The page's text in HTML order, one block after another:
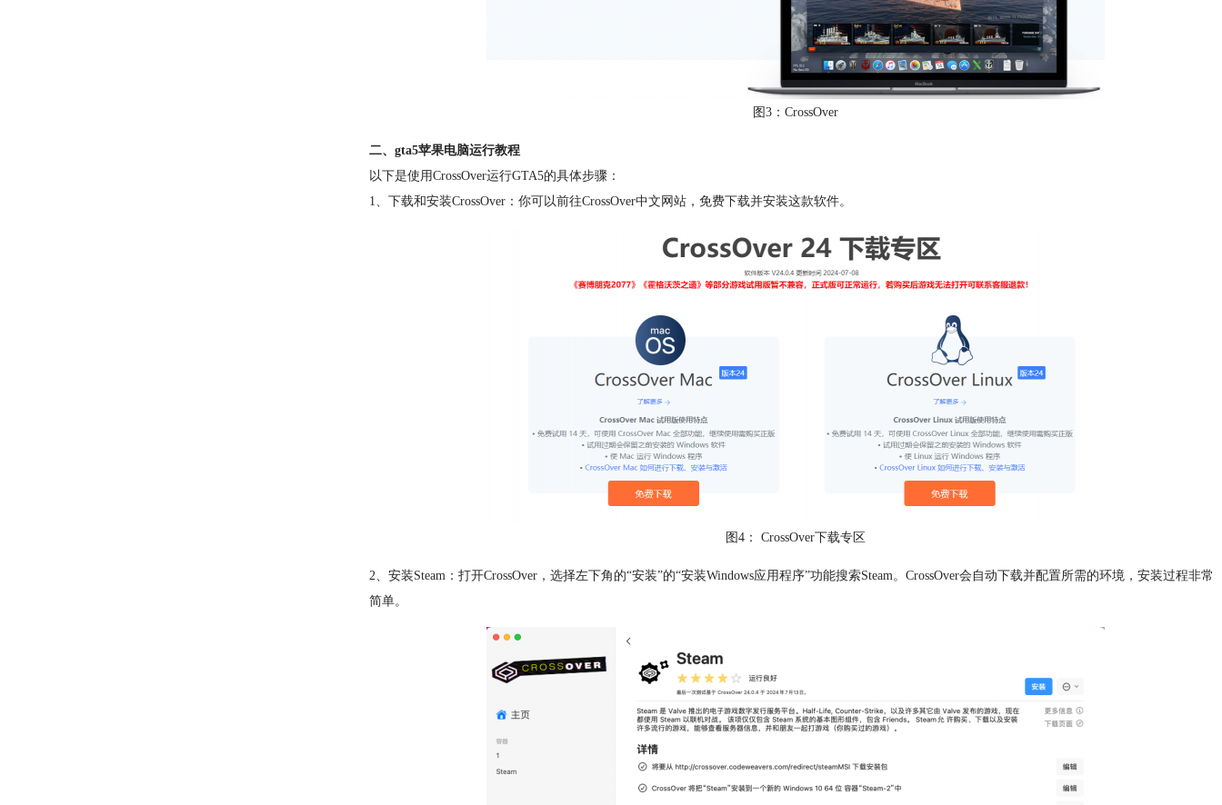
图3：CrossOver
二、gta5苹果电脑运行教程
以下是使用CrossOver运行GTA5的具体步骤：
1、下载和安装CrossOver：你可以前往CrossOver中文网站，免费下载并安装这款软件。
图4： CrossOver下载专区
2、安装Steam：打开CrossOver，选择左下角的“安装”的“安装Windows应用程序”功能搜索Steam。CrossOver会自动下载并配置所需的环境，安装过程非常
简单。